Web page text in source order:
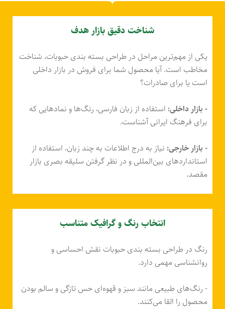
شناخت دقیق بازار هدف
یکی از مهم‌ترین مراحل در طراحی بسته بندی حبوبات، شناخت
مخاطب است. آیا محصول شما برای فروش در بازار داخلی
است یا برای صادرات؟
- بازار داخلی: استفاده از زبان فارسی، رنگ‌ها و نمادهایی که
برای فرهنگ ایرانی آشناست.
- بازار خارجی: نیاز به درج اطلاعات به چند زبان، استفاده از
استانداردهای بین‌المللی و در نظر گرفتن سلیقه بصری بازار
مقصد.
انتخاب رنگ و گرافیک متناسب
رنگ در طراحی بسته بندی حبوبات نقش احساسی و
روانشناسی مهمی دارد.
- رنگ‌های طبیعی مانند سبز و قهوه‌ای حس تازگی و سالم بودن
محصول را القا می‌کنند.